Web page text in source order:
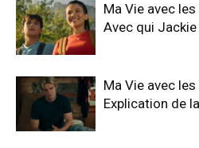
Ma Vie avec
Avec qui
Ma Vie avec
Explication de